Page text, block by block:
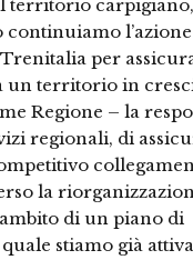
territorio
continuiamo
per
un territorio in
Regione – la
regionali, di
la
di un piano di
stiamo già